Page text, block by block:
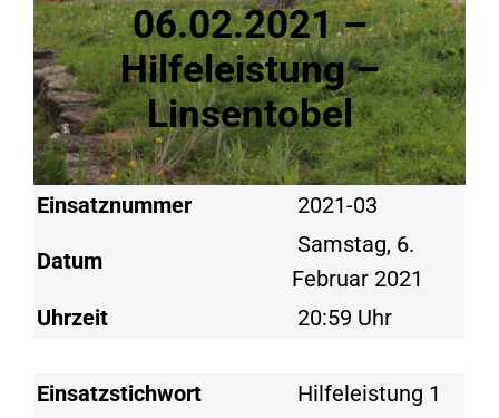
06.02.2021 –
Hilfeleistung –
Linsentobel
Einsatznummer 2021-03
Datum
Samstag, 6.
Februar 2021
Uhrzeit
20:59 Uhr
Einsatzstichwort
Hilfeleistung 1